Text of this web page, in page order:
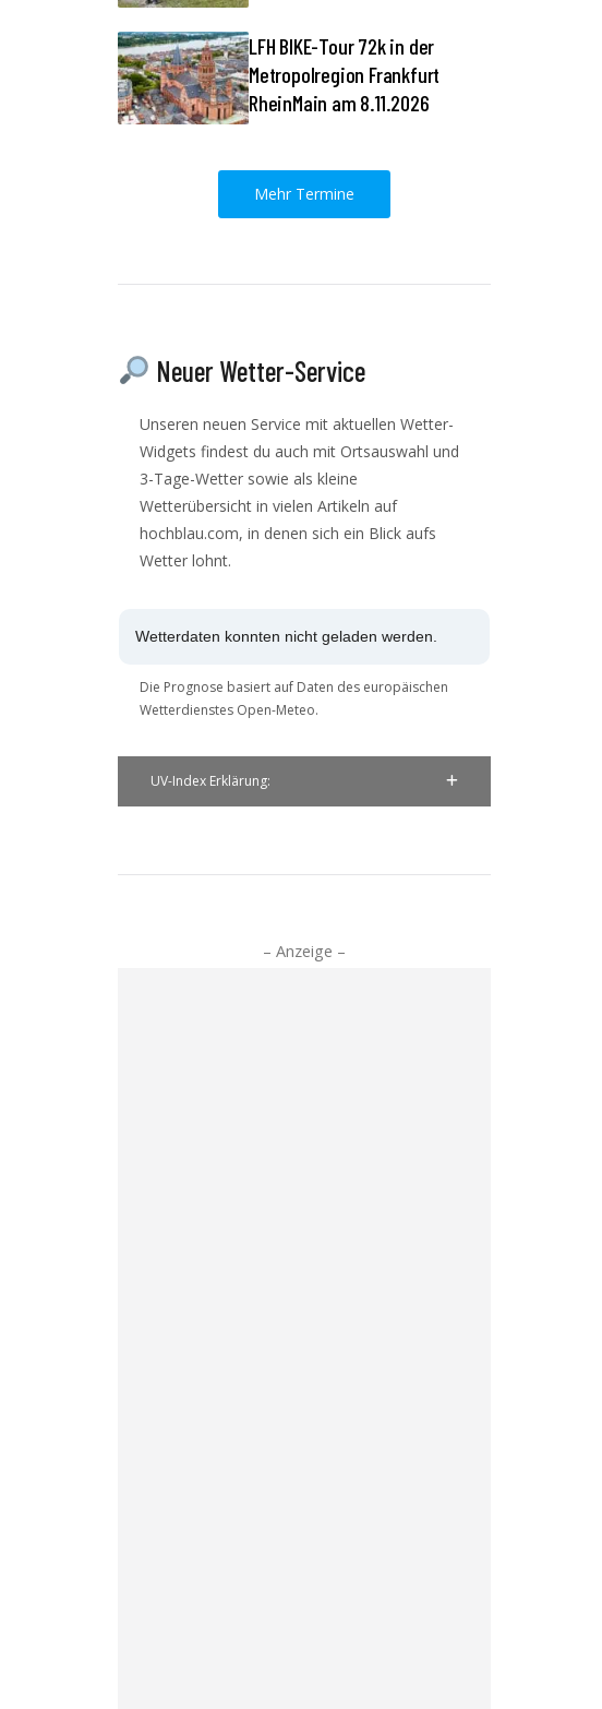
LFH BIKE-Tour 72k in der
Metropolregion Frankfurt
RheinMain am 8.11.2026
Mehr Termine
Neuer Wetter-Service
Unseren neuen Service mit aktuellen Wetter-
Widgets findest du auch mit Ortsauswahl und
3-Tage-Wetter sowie als kleine
Wetterübersicht in vielen Artikeln auf
hochblau.com, in denen sich ein Blick aufs
Wetter lohnt.
Wetterdaten konnten nicht geladen werden.
Die Prognose basiert auf Daten des europäischen
Wetterdienstes Open-Meteo.
UV-Index Erklärung:
– Anzeige –